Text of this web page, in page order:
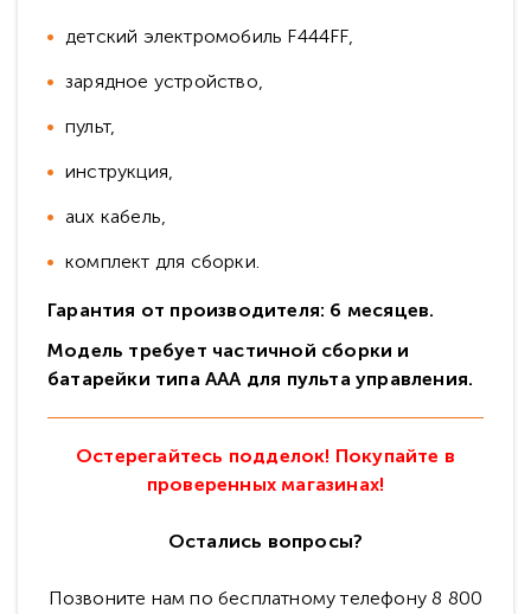
детский электромобиль F444FF,
зарядное устройство,
пульт,
инструкция,
aux кабель,
комплект для сборки.
Гарантия от производителя: 6 месяцев.
Модель требует частичной сборки и
батарейки типа ААА для пульта управления.
Остерегайтесь подделок! Покупайте в
проверенных магазинах!
Остались вопросы?
Позвоните нам по бесплатному телефону 8 800